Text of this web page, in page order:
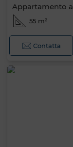
Appartamento
55 m²
Contatta